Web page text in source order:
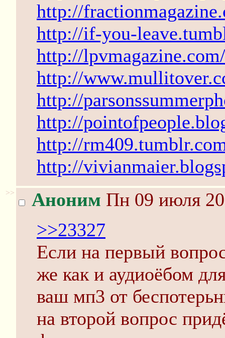
http://
http://if-you-
http://lpvmagazine.com/
http://
http://
http://
http://
http://
>> Аноним Пн 09 июля
>>23327
Если на первый
же как и аудиоёбом
ваш мп3 от
на второй вопрос